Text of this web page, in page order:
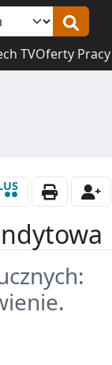
TVOferty Pracy
••